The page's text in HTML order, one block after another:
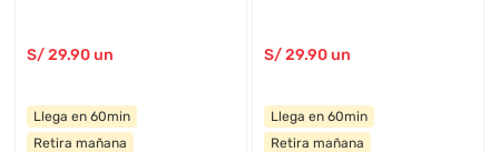
S/29.90 un
Llega en 60min
Retira mañana
S/29.90un
Llega en 60min
Retira mañana